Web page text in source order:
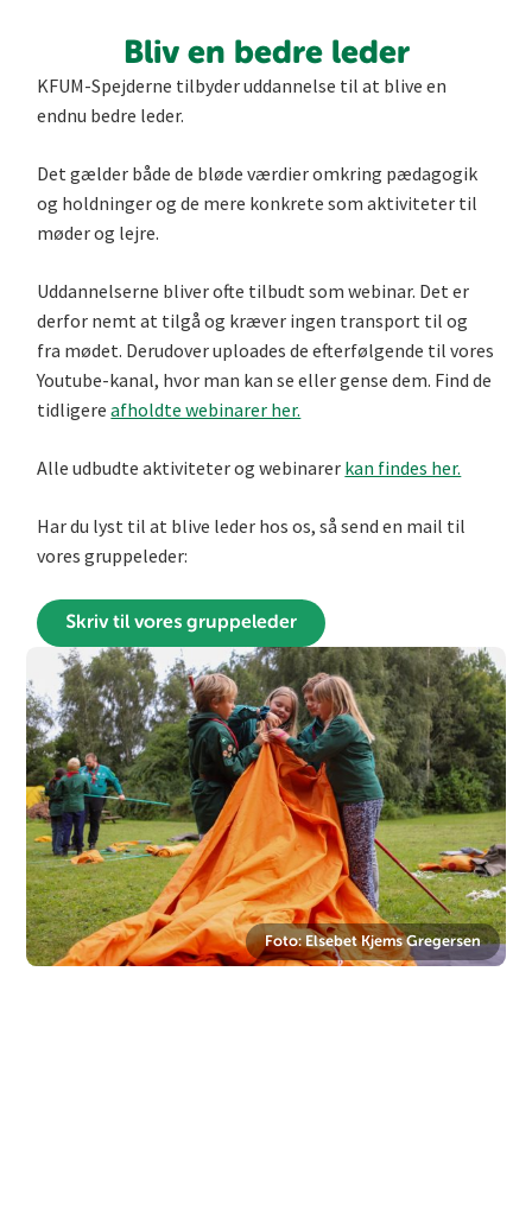
Bliv en bedre leder
KFUM-Spejderne tilbyder uddannelse til at blive en
endnu bedre leder.
Det gælder både de bløde værdier omkring pædagogik
og holdninger og de mere konkrete som aktiviteter til
møder og lejre.
Uddannelserne bliver ofte tilbudt som webinar. Det er
derfor nemt at tilgå og kræver ingen transport til og
fra mødet. Derudover uploades de efterfølgende til vores
Youtube-kanal, hvor man kan se eller gense dem. Find de
tidligereafholdte webinarer her.
Alle udbudte aktiviteter og webinarer kan findes her.
Har du lyst til at blive leder hos os, så send en mail til
vores gruppeleder:
Skriv til vores gruppeleder
Foto: Elsebet Kjems Gregersen